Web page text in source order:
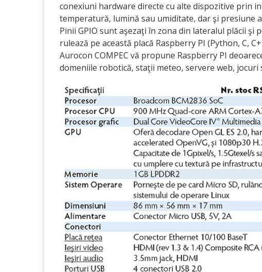
conexiuni hardware directe cu alte dispozitive prin
temperatură, lumină sau umiditate, dar şi presiune
Pinii GPIO sunt aşezaţi în zona din lateralul plăcii
rulează pe această placă Raspberry PI (Python, C, C+
Aurocon COMPEC vă propune Raspberry PI
domeniile robotică, staţii meteo, servere web,